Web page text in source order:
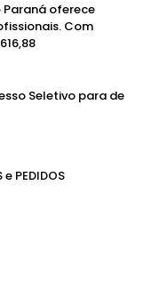
oferece
Com
Seletivo para de
e PEDIDOS